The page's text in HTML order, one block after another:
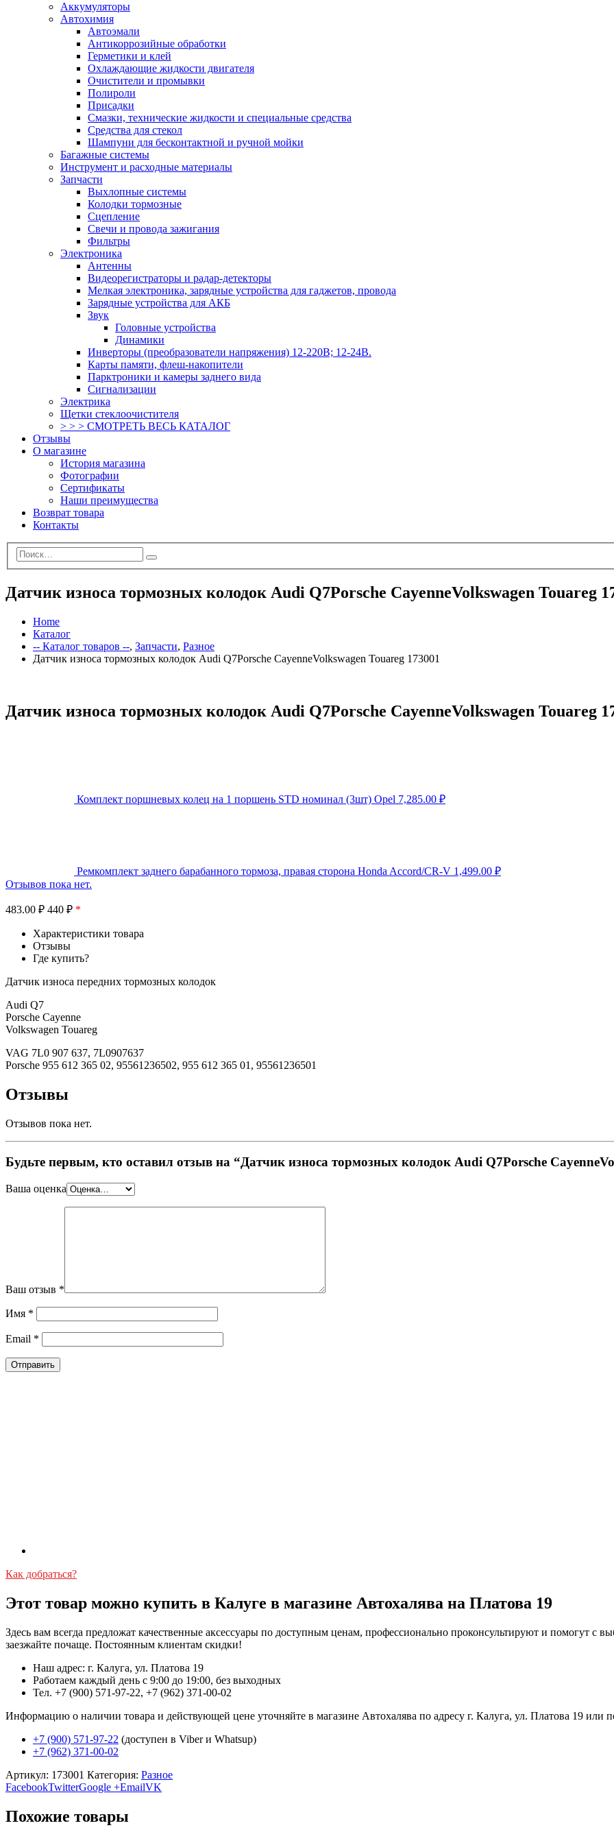
Аккумуляторы
Автохимия
Автоэмали
Антикоррозийные обработки
Герметики и клей
Охлаждающие жидкости двигателя
Очистители и промывки
Полироли
Присадки
Смазки, технические жидкости и специальные средства
Средства для стекол
Шампуни для бесконтактной и ручной мойки
Багажные системы
Инструмент и расходные материалы
Запчасти
Выхлопные системы
Колодки тормозные
Сцепление
Свечи и провода зажигания
Фильтры
Электроника
Антенны
Видеорегистраторы и радар-детекторы
Мелкая электроника, зарядные устройства для гаджетов, провода
Зарядные устройства для АКБ
Звук
Головные устройства
Динамики
Инверторы (преобразователи напряжения) 12-220В; 12-24В.
Карты памяти, флеш-накопители
Парктроники и камеры заднего вида
Сигнализации
Электрика
Щетки стеклоочистителя
> > > СМОТРЕТЬ ВЕСЬ КАТАЛОГ
Отзывы
О магазине
История магазина
Фотографии
Сертификаты
Наши преимущества
Возврат товара
Контакты
Датчик износа тормозных колодок Audi Q7Porsche CayenneVolkswagen Touareg
Home
Каталог
-- Каталог товаров --, Запчасти, Разное
Датчик износа тормозных колодок Audi Q7Porsche CayenneVolkswagen Touareg 173001
Датчик износа тормозных колодок Audi Q7Porsche CayenneVolkswagen Touareg
Комплект поршневых колец на 1 поршень STD номинал (3шт) Opel 7,285.00 ₽
Ремкомплект заднего барабанного тормоза, правая сторона Honda Accord/CR-V 1,499.00 ₽
Отзывов пока нет.
483.00 ₽ 440 ₽ *
Характеристики товара
Отзывы
Где купить?
Датчик износа передних тормозных колодок
Audi Q7
Porsche Cayenne
Volkswagen Touareg
VAG 7L0 907 637, 7L0907637
Porsche 955 612 365 02, 95561236502, 955 612 365 01, 95561236501
Отзывы
Отзывов пока нет.
Будьте первым, кто оставил отзыв на “Датчик износа тормозных колодок Audi Q7Porsche
Ваша оценка
Ваш отзыв *
Имя *
Email *
Как добраться?
Этот товар можно купить в Калуге в магазине Автохалява на Платова 19
Здесь вам всегда предложат качественные аксессуары по доступным ценам, профессионально проконсультируют и помогут с
заезжайте почаще. Постоянным клиентам скидки!
Наш адрес: г. Калуга, ул. Платова 19
Работаем каждый день с 9:00 до 19:00, без выходных
Тел. +7 (900) 571-97-22, +7 (962) 371-00-02
Информацию о наличии товара и действующей цене уточняйте в магазине Автохалява по адресу г. Калуга, ул. Платова 19 или
+7 (900) 571-97-22 (доступен в Viber и Whatsup)
+7 (962) 371-00-02
Артикул: 173001 Категория: Разное
FacebookTwitterGoogle +EmailVK
Похожие товары